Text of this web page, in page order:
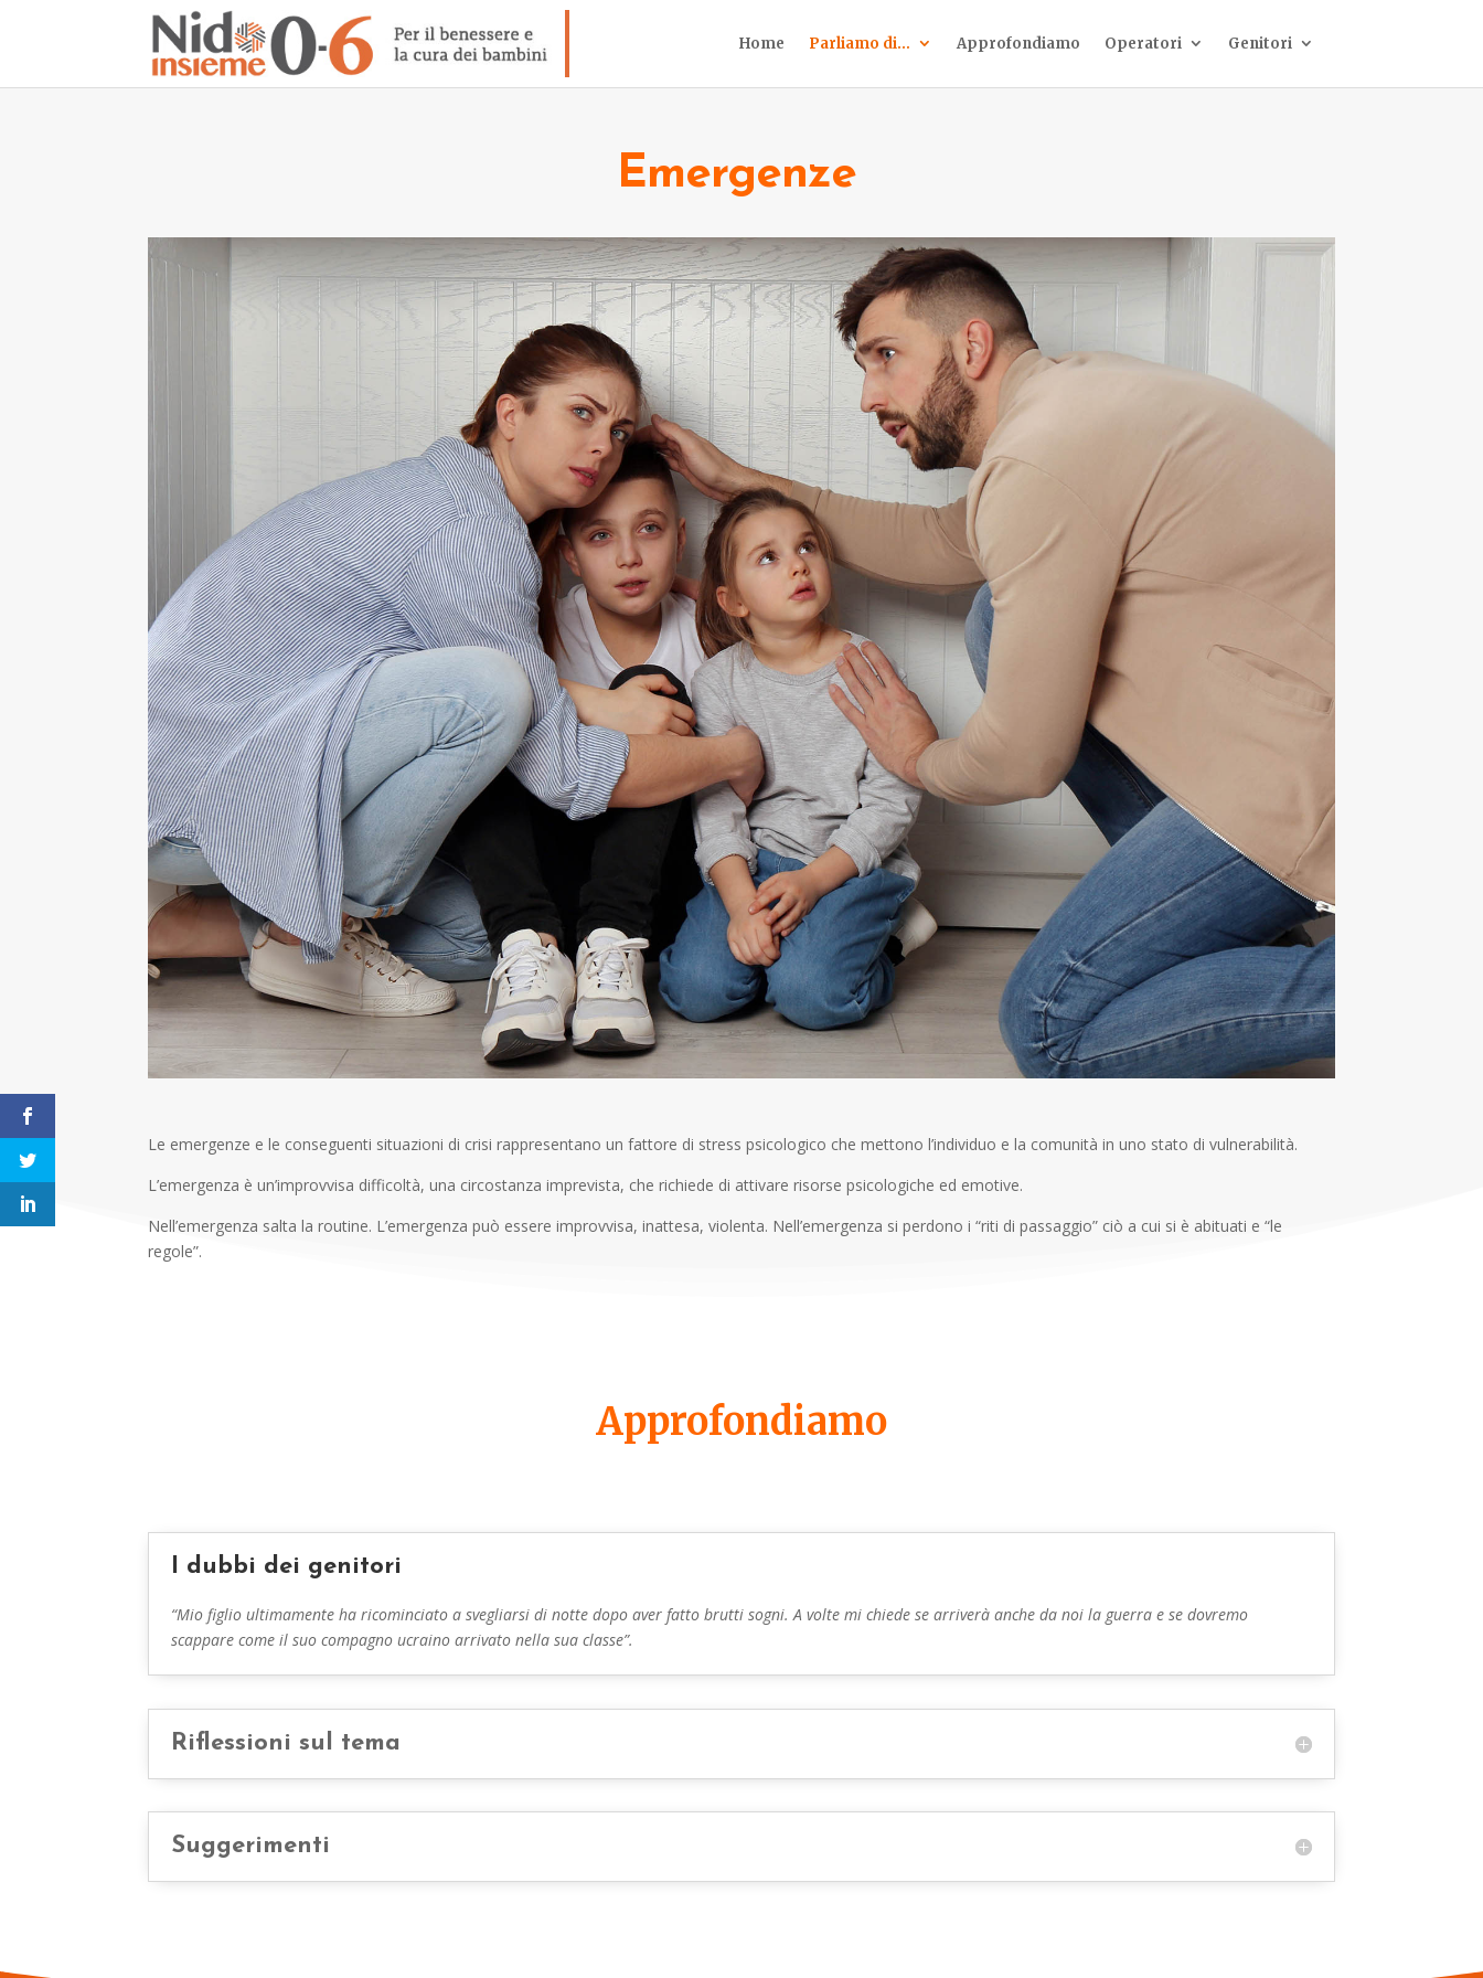
Home Parliamo di… Approfondiamo Operatori Genitori
Emergenze
Le emergenze e le conseguenti situazioni di crisi rappresentano un fattore di stress psicologico che mettono l’individuo e la comunità in uno stato di vulnerabilità.
L’emergenza è un’improvvisa difficoltà, una circostanza imprevista, che richiede di attivare risorse psicologiche ed emotive.
Nell’emergenza salta la routine. L’emergenza può essere improvvisa, inattesa, violenta. Nell’emergenza si perdono i “riti di passaggio” ciò a cui si è abituati e “le
regole”.
Approfondiamo
I dubbi dei genitori
“Mio figlio ultimamente ha ricominciato a svegliarsi di notte dopo aver fatto brutti sogni. A volte mi chiede se arriverà anche da noi la guerra e se dovremo
scappare come il suo compagno ucraino arrivato nella sua classe”.
Riflessioni sul tema
Suggerimenti